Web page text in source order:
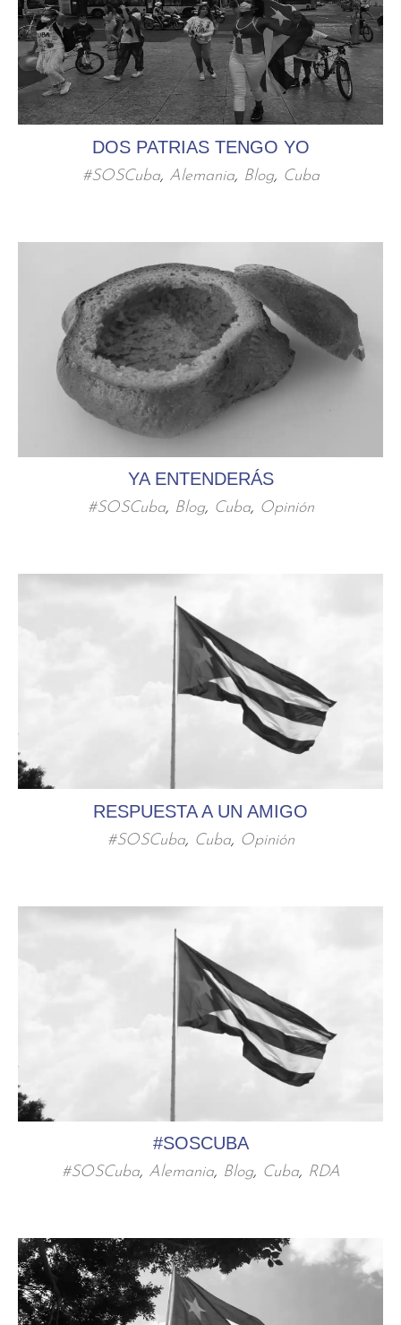
DOS PATRIAS TENGO YO
#SOSCuba, Alemania, Blog, Cuba
YA ENTENDERÁS
#SOSCuba, Blog, Cuba, Opinión
RESPUESTA A UN AMIGO
#SOSCuba, Cuba, Opinión
#SOSCUBA
#SOSCuba, Alemania, Blog, Cuba, RDA